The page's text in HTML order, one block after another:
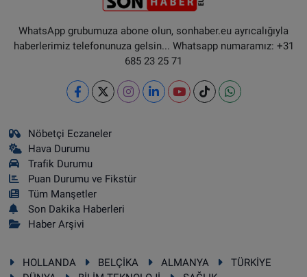
WhatsApp grubumuza abone olun, sonhaber.eu ayrıcalığıyla
haberlerimiz telefonunuza gelsin... Whatsapp numaramız: +31
685 23 25 71
Nöbetçi Eczaneler
Hava Durumu
Trafik Durumu
Puan Durumu ve Fikstür
Tüm Manşetler
Son Dakika Haberleri
Haber Arşivi
HOLLANDA BELÇİKA ALMANYA
TÜRKİYE